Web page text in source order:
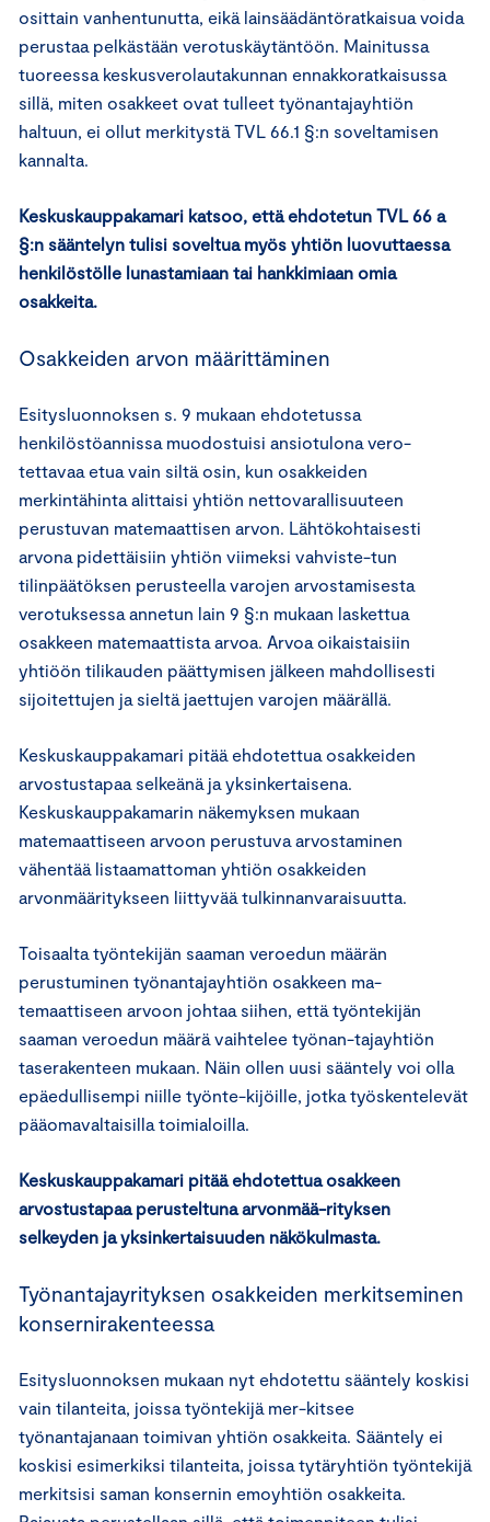
osittain vanhentunutta, eikä lainsäädäntöratkaisua voida
perustaa pelkästään verotuskäytäntöön. Mainitussa
tuoreessa keskusverolautakunnan ennakkoratkaisussa
sillä, miten osakkeet ovat tulleet työnantajayhtiön
haltuun, ei ollut merkitystä TVL 66.1 §:n soveltamisen
kannalta.
Keskuskauppakamari katsoo, että ehdotetun TVL 66 a
§:n sääntelyn tulisi soveltua myös yhtiön luovuttaessa
henkilöstölle lunastamiaan tai hankkimiaan omia
osakkeita.
Osakkeiden arvon määrittäminen
Esitysluonnoksen s. 9 mukaan ehdotetussa
henkilöstöannissa muodostuisi ansiotulona vero-
tettavaa etua vain siltä osin, kun osakkeiden
merkintähinta alittaisi yhtiön nettovarallisuuteen
perustuvan matemaattisen arvon. Lähtökohtaisesti
arvona pidettäisiin yhtiön viimeksi vahviste-tun
tilinpäätöksen perusteella varojen arvostamisesta
verotuksessa annetun lain 9 §:n mukaan laskettua
osakkeen matemaattista arvoa. Arvoa oikaistaisiin
yhtiöön tilikauden päättymisen jälkeen mahdollisesti
sijoitettujen ja sieltä jaettujen varojen määrällä.
Keskuskauppakamari pitää ehdotettua osakkeiden
arvostustapaa selkeänä ja yksinkertaisena.
Keskuskauppakamarin näkemyksen mukaan
matemaattiseen arvoon perustuva arvostaminen
vähentää listaamattoman yhtiön osakkeiden
arvonmääritykseen liittyvää tulkinnanvaraisuutta.
Toisaalta työntekijän saaman veroedun määrän
perustuminen työnantajayhtiön osakkeen ma-
temaattiseen arvoon johtaa siihen, että työntekijän
saaman veroedun määrä vaihtelee työnan-tajayhtiön
taserakenteen mukaan. Näin ollen uusi sääntely voi olla
epäedullisempi niille työnte-kijöille, jotka työskentelevät
pääomavaltaisilla toimialoilla.
Keskuskauppakamari pitää ehdotettua osakkeen
arvostustapaa perusteltuna arvonmää-rityksen
selkeyden ja yksinkertaisuuden näkökulmasta.
Työnantajayrityksen osakkeiden merkitseminen
konsernirakenteessa
Esitysluonnoksen mukaan nyt ehdotettu sääntely koskisi
vain tilanteita, joissa työntekijä mer-kitsee
työnantajanaan toimivan yhtiön osakkeita. Sääntely ei
koskisi esimerkiksi tilanteita, joissa tytäryhtiön työntekijä
merkitsisi saman konsernin emoyhtiön osakkeita.